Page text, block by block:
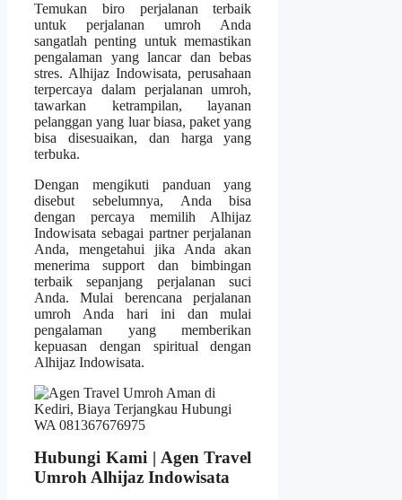
Temukan biro perjalanan terbaik
untuk perjalanan umroh Anda
sangatlah penting untuk memastikan
pengalaman yang lancar dan bebas
stres. Alhijaz Indowisata, perusahaan
terpercaya dalam perjalanan umroh,
tawarkan ketrampilan, layanan
pelanggan yang luar biasa, paket yang
bisa disesuaikan, dan harga yang
terbuka.
Dengan mengikuti panduan yang
disebut sebelumnya, Anda bisa
dengan percaya memilih Alhijaz
Indowisata sebagai partner perjalanan
Anda, mengetahui jika Anda akan
menerima support dan bimbingan
terbaik sepanjang perjalanan suci
Anda. Mulai berencana perjalanan
umroh Anda hari ini dan mulai
pengalaman yang memberikan
kepuasan dengan spiritual dengan
Alhijaz Indowisata.
Hubungi Kami | Agen Travel
Umroh Alhijaz Indowisata